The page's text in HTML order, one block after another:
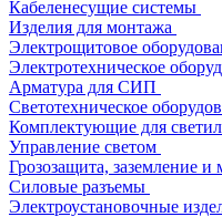
Кабеленесущие системы
Изделия для монтажа
Электрощитовое
Электротехническое
Арматура для СИП
Светотехническое
Комплектующие для
Управление светом
Грозозащита, заземление и
Силовые разъемы
Электроустановочные